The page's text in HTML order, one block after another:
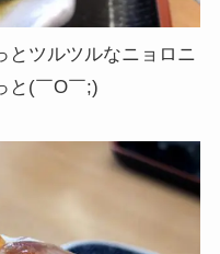
とツルツルなニョロニ
と(￣O￣;)